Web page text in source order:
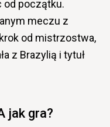
od początku.
meczu z
od mistrzostwa,
z Brazylią i tytuł
jak gra?